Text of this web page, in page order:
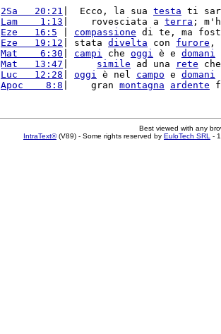
2Sa   20:21 |  Ecco, la sua testa ti
Lam    1:13 |    rovesciata a terra ;
Eze   16:5 compassione di te, ma
Eze   19:12 | stata divelta con furore ,
Mat    6:30 campi che oggi è e domani
Mat   13:47 simile ad una rete
Luc   12:28 oggi è nel campo e domani
Apoc    8:8 |    gran montagna ardente
Best viewed with any
IntraText®(V89) - Some rights reserved by EuloTech SRL -